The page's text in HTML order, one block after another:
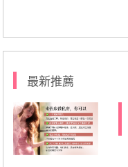
最新推薦